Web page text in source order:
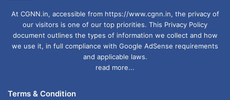
At CGNN.in, accessible from https://www.cgnn.in, the privacy of
our visitors is one of our top priorities. This Privacy Policy
document outlines the types of information we collect and how
we use it, in full compliance with Google AdSense requirements
and applicable laws.
read more...
Terms & Condition